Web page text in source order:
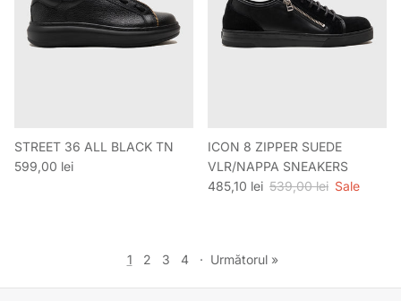
STREET 36 ALL BLACK TN
Preț obișnuit
599,00 lei
ICON 8 ZIPPER SUEDE
VLR/NAPPA SNEAKERS
Preț de vânzare
485,10 lei Preț obișnuit
539,00 lei Sale
1 2 3 4 · Următorul »